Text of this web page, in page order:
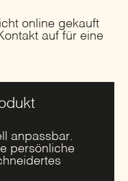
online gekauft
auf für eine
anpassbar.
persönliche